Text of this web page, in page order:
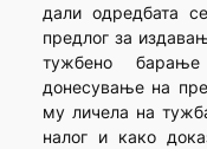
дали одредбата
предлог за
тужбено
донесување на
му личела на
налог и како